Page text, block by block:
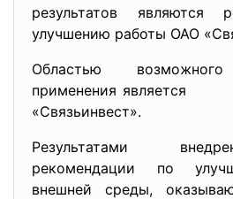
результатов являются
улучшению работы ОАО
Областью возможного
применения
«Связьинвест».
Результатами
рекомендации по
внешней среды,